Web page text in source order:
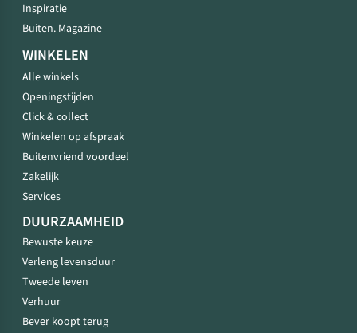
Inspiratie
Buiten. Magazine
WINKELEN
Alle winkels
Openingstijden
Click & collect
Winkelen op afspraak
Buitenvriend voordeel
Zakelijk
Services
DUURZAAMHEID
Bewuste keuze
Verleng levensduur
Tweede leven
Verhuur
Bever koopt terug